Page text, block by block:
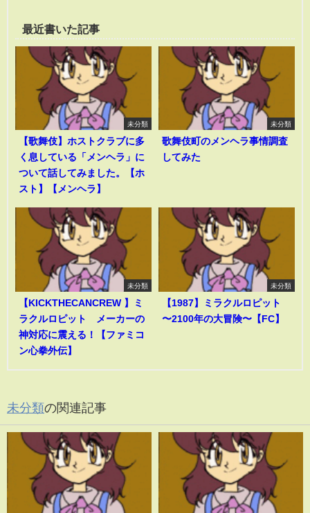
最近書いた記事
未分類
【歌舞伎】ホストクラブに多
く息している「メンヘラ」に
ついて話してみました。【ホ
スト】【メンヘラ】
未分類
歌舞伎町のメンヘラ事情調査
してみた
未分類
【KICKTHECANCREW 】ミ
ラクルロピット メーカーの
神対応に震える！【ファミコ
ン心拳外伝】
未分類
【1987】ミラクルロピット
〜2100年の大冒険〜【FC】
未分類の関連記事